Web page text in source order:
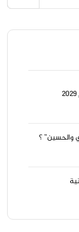
والحسين” ؟